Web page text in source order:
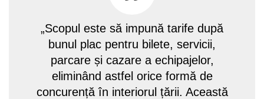
„Scopul este să impună tarife după
bunul plac pentru bilete, servicii,
parcare și cazare a echipajelor,
eliminând astfel orice formă de
concurență în interiorul țării. Această